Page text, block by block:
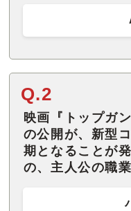
Q.2
映画『トップガ
の公開が、新型
期となることが
の、主人公の職